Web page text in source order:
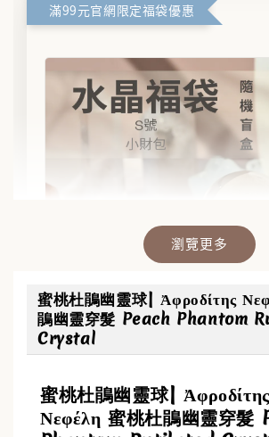
滿99元官網限定福袋優惠
✨【水晶福袋】🔮 搶來的福袋沒
袋幫你翻盤💎能量UP💎
瀏覽更多
蜜桃杜鵑幽靈球| Ἀφροδίτης
鵑幽靈穿髮 Peach Phantom
Crystal
蜜桃杜鵑幽靈球| Ἀφροδίτης
Νεφέλη 蜜桃杜鵑幽靈穿髮